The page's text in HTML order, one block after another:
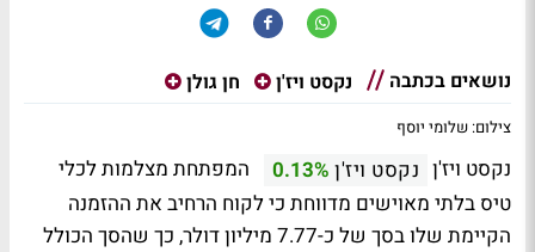
נושאים בכתבה נקסט ויז'ן חן גולן
צילום: שלומי יוסף
נקסט ויז'ן נקסט ויז'ן 0.13%
המפתחת מצלמות לכלי
טיס בלתי מאוישים מדווחת כי לקוח הרחיב את ההזמנה
הקיימת שלו בסך של כ-7.77 מיליון דולר, כך שהסך הכולל